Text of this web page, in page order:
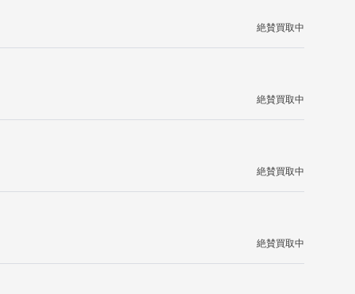
絶賛買取中
絶賛買取中
絶賛買取中
絶賛買取中